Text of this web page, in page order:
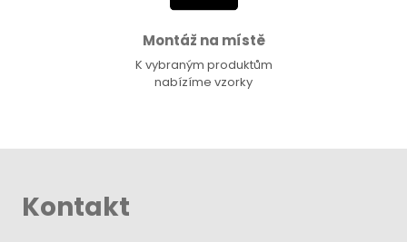
Montáž na místě
K vybraným produktům
nabízíme vzorky
Kontakt